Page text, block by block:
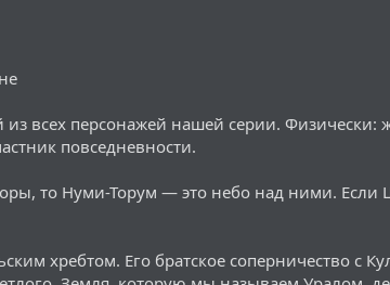
всех персонажей нашей серии. Физически:
повседневности.
то Нуми-Торум — это небо над ними.
хребтом. Его братское соперничество